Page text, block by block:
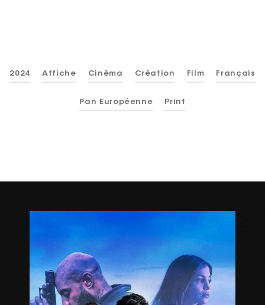
2024 Affiche Cinéma Création Film Français
Pan Européenne Print